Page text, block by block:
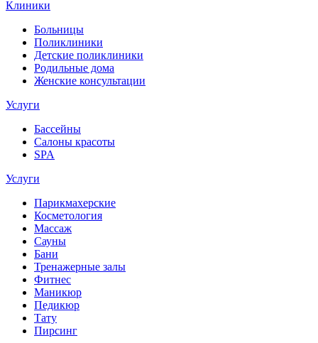
Клиники
Больницы
Поликлиники
Детские поликлиники
Родильные дома
Женские консультации
Услуги
Бассейны
Салоны красоты
SPA
Услуги
Парикмахерские
Косметология
Массаж
Сауны
Бани
Тренажерные залы
Фитнес
Маникюр
Педикюр
Тату
Пирсинг